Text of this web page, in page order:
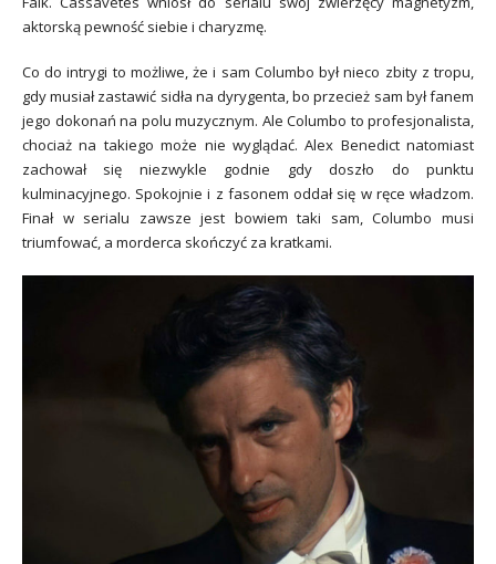
aktorską pewność siebie i charyzmę.
Co do intrygi to możliwe, że i sam Columbo był nieco zbity z tropu,
gdy musiał zastawić sidła na dyrygenta, bo przecież sam był fanem
jego dokonań na polu muzycznym. Ale Columbo to profesjonalista,
chociaż na takiego może nie wyglądać. Alex Benedict natomiast
zachował się niezwykle godnie gdy doszło do punktu
kulminacyjnego. Spokojnie i z fasonem oddał się w ręce władzom.
Finał w serialu zawsze jest bowiem taki sam, Columbo musi
triumfować, a morderca skończyć za kratkami.